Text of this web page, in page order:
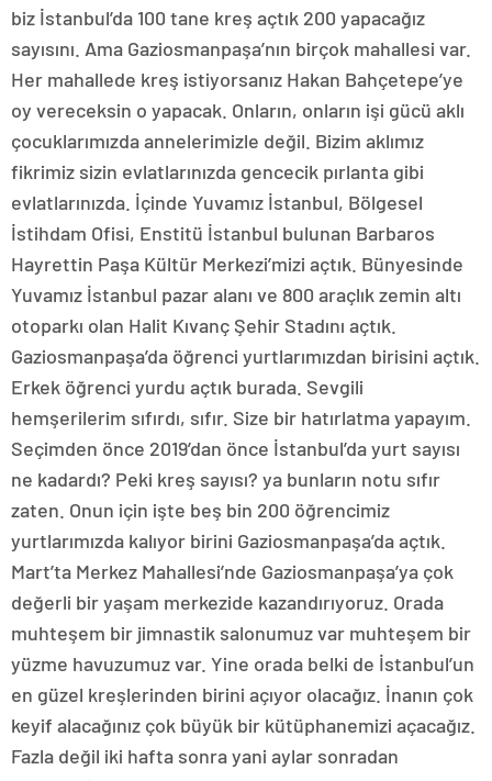
biz İstanbul’da 100 tane kreş açtık 200 yapacağız
sayısını. Ama Gaziosmanpaşa’nın birçok mahallesi var.
Her mahallede kreş istiyorsanız Hakan Bahçetepe’ye
oy vereceksin o yapacak. Onların, onların işi gücü aklı
çocuklarımızda annelerimizle değil. Bizim aklımız
fikrimiz sizin evlatlarınızda gencecik pırlanta gibi
evlatlarınızda. İçinde Yuvamız İstanbul, Bölgesel
İstihdam Ofisi, Enstitü İstanbul bulunan Barbaros
Hayrettin Paşa Kültür Merkezi’mizi açtık. Bünyesinde
Yuvamız İstanbul pazar alanı ve 800 araçlık zemin altı
otoparkı olan Halit Kıvanç Şehir Stadını açtık.
Gaziosmanpaşa’da öğrenci yurtlarımızdan birisini açtık.
Erkek öğrenci yurdu açtık burada. Sevgili
hemşerilerim sıfırdı, sıfır. Size bir hatırlatma yapayım.
Seçimden önce 2019’dan önce İstanbul’da yurt sayısı
ne kadardı? Peki kreş sayısı? ya bunların notu sıfır
zaten. Onun için işte beş bin 200 öğrencimiz
yurtlarımızda kalıyor birini Gaziosmanpaşa’da açtık.
Mart’ta Merkez Mahallesi’nde Gaziosmanpaşa’ya çok
değerli bir yaşam merkezide kazandırıyoruz. Orada
muhteşem bir jimnastik salonumuz var muhteşem bir
yüzme havuzumuz var. Yine orada belki de İstanbul’un
en güzel kreşlerinden birini açıyor olacağız. İnanın çok
keyif alacağınız çok büyük bir kütüphanemizi açacağız.
Fazla değil iki hafta sonra yani aylar sonradan